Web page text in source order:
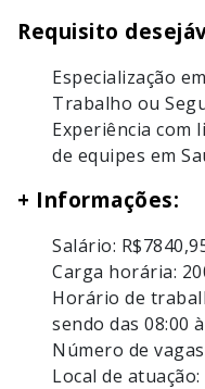
Requisito
Especialização
Trabalho ou
Experiência com
de equipes em
+ Informações:
Salário:
Carga horária:
Horário de
sendo das 08:00
Número de
Local de